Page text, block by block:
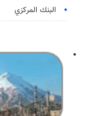
البنك المركزي